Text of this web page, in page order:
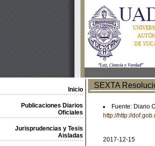
Inicio
Publicaciones Diarios
Oficiales
Jurisprudencias y Tesis
Aisladas
SEXTA
Fuente: Diario
http://http://
2017-12-15